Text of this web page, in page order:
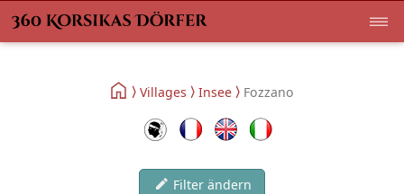
Villages Insee Fozzano
Filter ändern